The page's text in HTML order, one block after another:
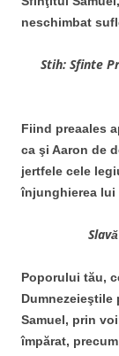
neschimbat
Stih: Sfinte
Fiind preaales
ca şi Aaron de
jertfele cele
înjunghierea lui
Poporului tău,
Samuel, prin
împărat,